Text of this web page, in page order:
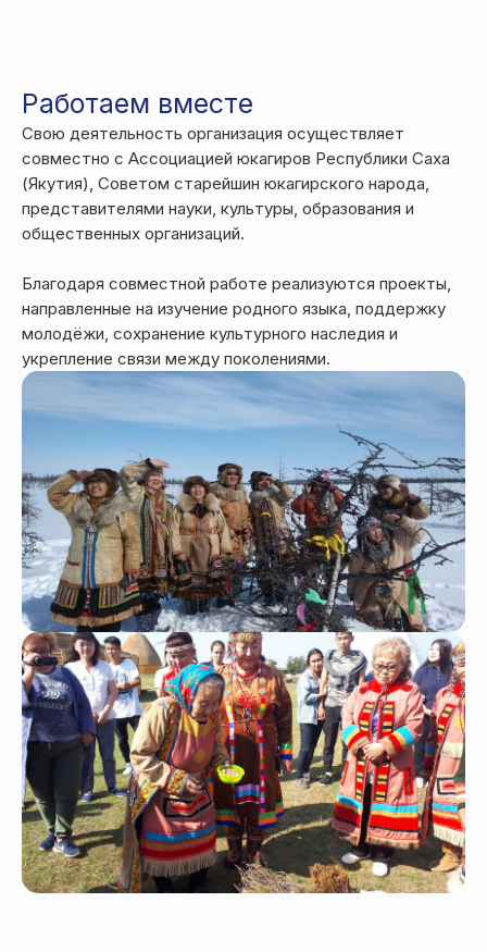
Работаем вместе
Свою деятельность организация осуществляет
совместно с Ассоциацией юкагиров Республики Саха
(Якутия), Советом старейшин юкагирского народа,
представителями науки, культуры, образования и
общественных организаций.
Благодаря совместной работе реализуются проекты,
направленные на изучение родного языка, поддержку
молодёжи, сохранение культурного наследия и
укрепление связи между поколениями.